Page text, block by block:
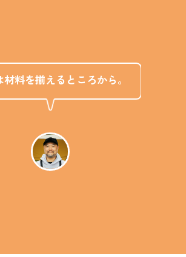
材料を揃えるところから。